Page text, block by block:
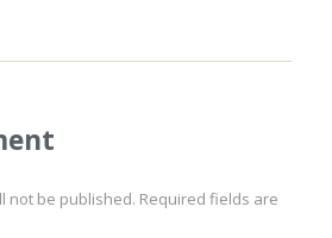
not be published. Required fields are